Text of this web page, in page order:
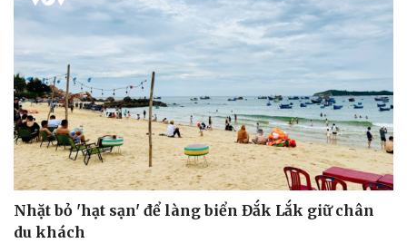
Nhặt bỏ 'hạt sạn' để làng biển Đắk Lắk giữ chân
du khách